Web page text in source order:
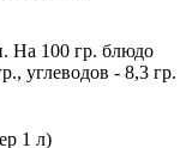
На 100 гр. блюдо
углеводов - 8,3 гр.